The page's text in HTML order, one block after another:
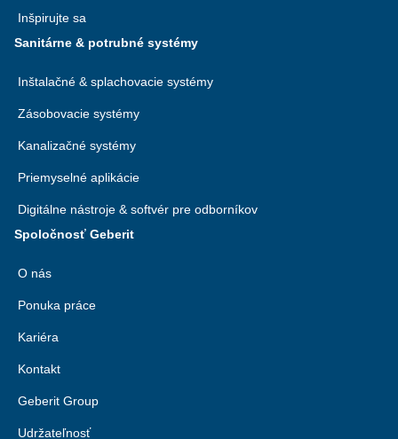
Inšpirujte sa
Sanitárne & potrubné systémy
Inštalačné & splachovacie systémy
Zásobovacie systémy
Kanalizačné systémy
Priemyselné aplikácie
Digitálne nástroje & softvér pre odborníkov
Spoločnosť Geberit
O nás
Ponuka práce
Kariéra
Kontakt
Geberit Group
Udržateľnosť